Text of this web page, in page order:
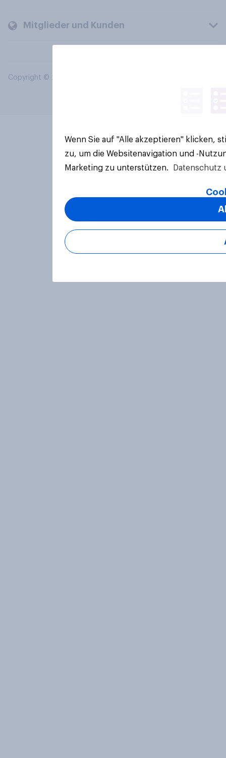
Mitglieder und Kunden
Copyright © 2026 YouGov PLC. Alle Rechte vorbehalten.
Wenn Sie auf "Alle akzeptieren" klicken,
zu, um die Websitenavigation und -
Marketing zu unterstützen.
Datenschutz